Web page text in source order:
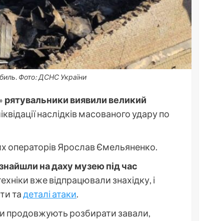
Фото: ДСНС України
рятувальники виявили великий
наслідків масованого удару по
операторів Ярослав Ємельяненко.
на даху музею під час
вже відпрацювали знахідку, і
тадеталі атаки.
продовжують розбирати завали,